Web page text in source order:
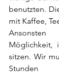
benutzten.
mit Kaffee,
Möglichkeit,
sitzen. Wir
Stunden